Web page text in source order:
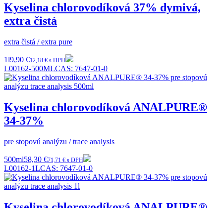
Kyselina chlorovodíková 37% dymivá,
extra čistá
extra čistá / extra pure
1l9,90 €12,18 € s DPH
L00162-500MLCAS: 7647-01-0
Kyselina chlorovodíková ANALPURE®
34-37%
pre stopovú analýzu / trace analysis
500ml58,30 €71,71 € s DPH
L00162-1LCAS: 7647-01-0